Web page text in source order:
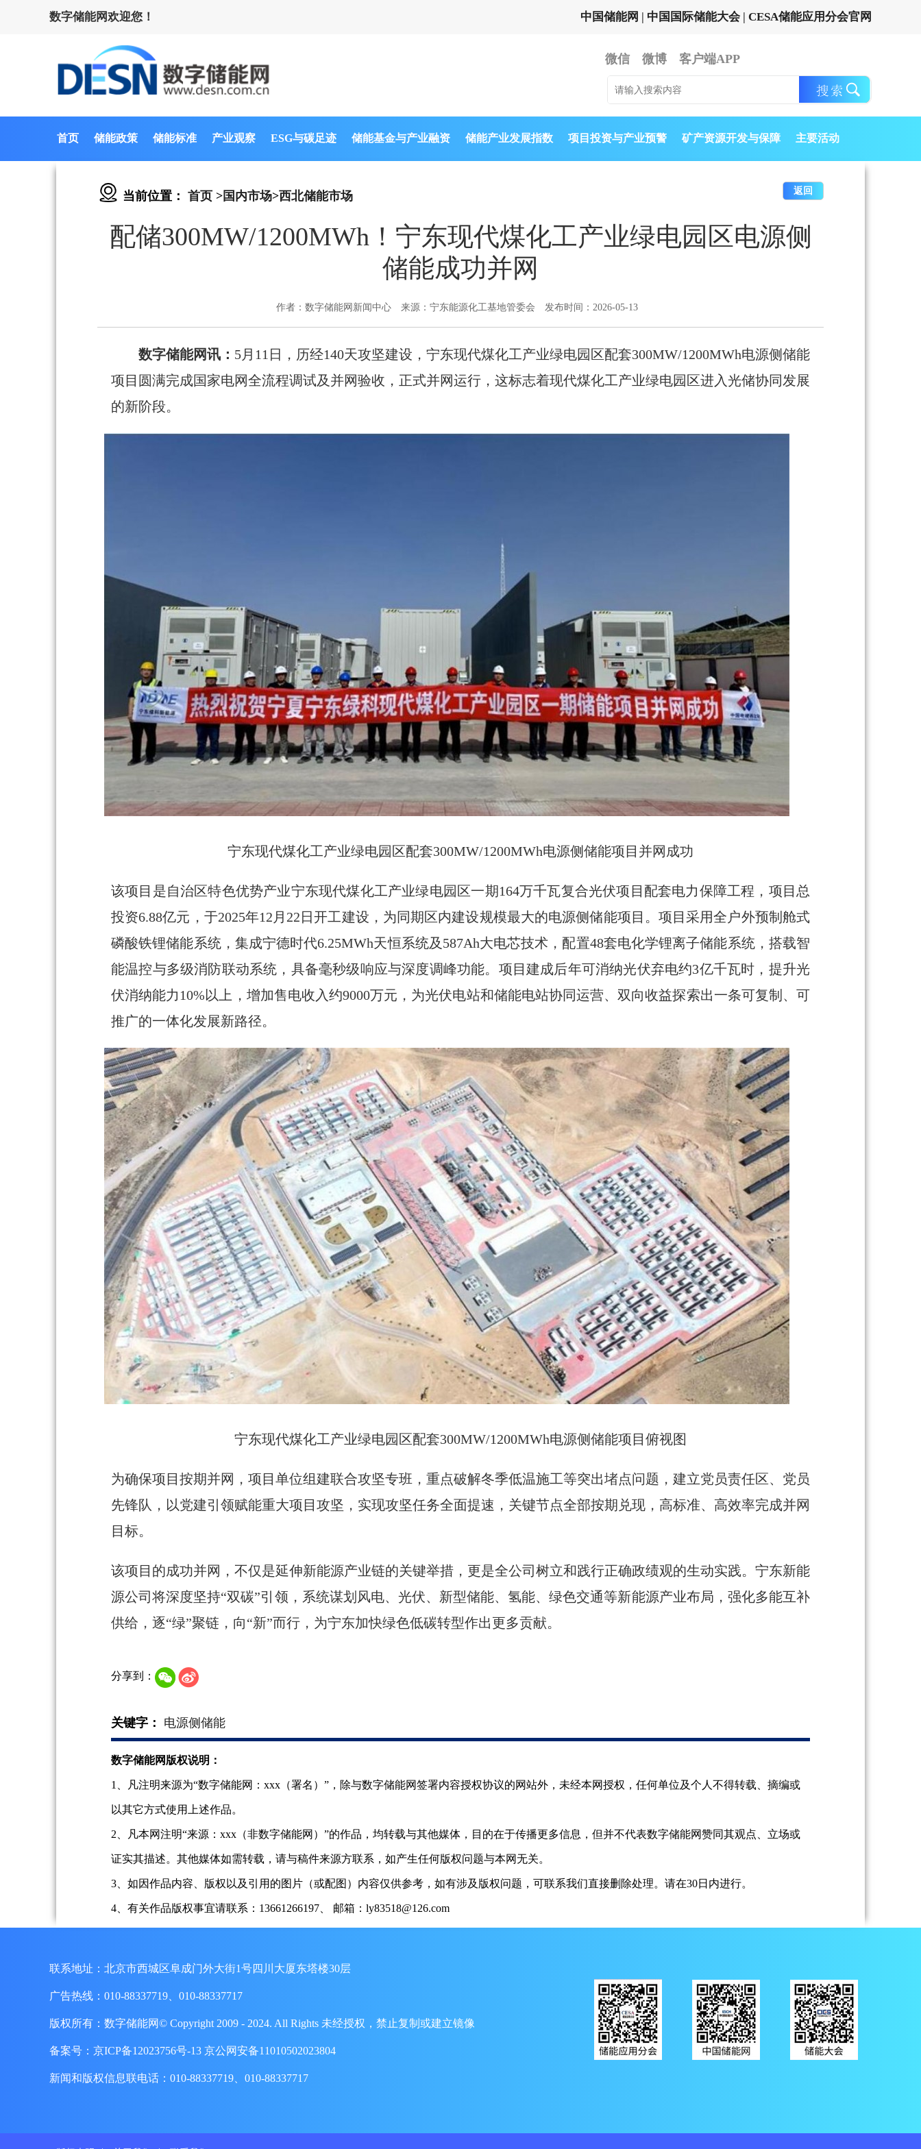
数字储能网欢迎您！ 中国储能网 | 中国国际储能大会 | CESA储能应用分会官网
微信 微博 客户端APP
首页 储能政策 储能标准 产业观察 ESG与碳足迹 储能基金与产业融资 储能产业发展指数 项目投资与产业预警 矿产资源开发与保障 主要活动
当前位置： 首页 >国内市场>西北储能市场 返回
配储300MW/1200MWh！宁东现代煤化工产业绿电园区电源侧
储能成功并网
作者：数字储能网新闻中心 来源：宁东能源化工基地管委会 发布时间：2026-05-13
数字储能网讯： 5月11日，历经140天攻坚建设，宁东现代煤化工产业绿电园区配套300MW/1200MWh电源侧储能
项目圆满完成国家电网全流程调试及并网验收，正式并网运行，这标志着现代煤化工产业绿电园区进入光储协同发展
的新阶段。
宁东现代煤化工产业绿电园区配套300MW/1200MWh电源侧储能项目并网成功
该项目是自治区特色优势产业宁东现代煤化工产业绿电园区一期164万千瓦复合光伏项目配套电力保障工程，项目总
投资6.88亿元，于2025年12月22日开工建设，为同期区内建设规模最大的电源侧储能项目。项目采用全户外预制舱式
磷酸铁锂储能系统，集成宁德时代6.25MWh天恒系统及587Ah大电芯技术，配置48套电化学锂离子储能系统，搭载智
能温控与多级消防联动系统，具备毫秒级响应与深度调峰功能。项目建成后年可消纳光伏弃电约3亿千瓦时，提升光
伏消纳能力10%以上，增加售电收入约9000万元，为光伏电站和储能电站协同运营、双向收益探索出一条可复制、可
推广的一体化发展新路径。
宁东现代煤化工产业绿电园区配套300MW/1200MWh电源侧储能项目俯视图
为确保项目按期并网，项目单位组建联合攻坚专班，重点破解冬季低温施工等突出堵点问题，建立党员责任区、党员
先锋队，以党建引领赋能重大项目攻坚，实现攻坚任务全面提速，关键节点全部按期兑现，高标准、高效率完成并网
目标。
该项目的成功并网，不仅是延伸新能源产业链的关键举措，更是全公司树立和践行正确政绩观的生动实践。宁东新能
源公司将深度坚持“双碳”引领，系统谋划风电、光伏、新型储能、氢能、绿色交通等新能源产业布局，强化多能互补
供给，逐“绿”聚链，向“新”而行，为宁东加快绿色低碳转型作出更多贡献。
分享到：
关键字： 电源侧储能
数字储能网版权说明：
1、凡注明来源为“数字储能网：xxx（署名）”，除与数字储能网签署内容授权协议的网站外，未经本网授权，任何单位及个人不得转载、摘编或
以其它方式使用上述作品。
2、凡本网注明“来源：xxx（非数字储能网）”的作品，均转载与其他媒体，目的在于传播更多信息，但并不代表数字储能网赞同其观点、立场或
证实其描述。其他媒体如需转载，请与稿件来源方联系，如产生任何版权问题与本网无关。
3、如因作品内容、版权以及引用的图片（或配图）内容仅供参考，如有涉及版权问题，可联系我们直接删除处理。请在30日内进行。
4、有关作品版权事宜请联系：13661266197、 邮箱：ly83518@126.com
联系地址：北京市西城区阜成门外大街1号四川大厦东塔楼30层
广告热线：010-88337719、010-88337717
版权所有：数字储能网© Copyright 2009 - 2024. All Rights 未经授权，禁止复制或建立镜像
备案号： 京ICP备12023756号-13 京公网安备11010502023804
新闻和版权信息联电话：010-88337719、010-88337717